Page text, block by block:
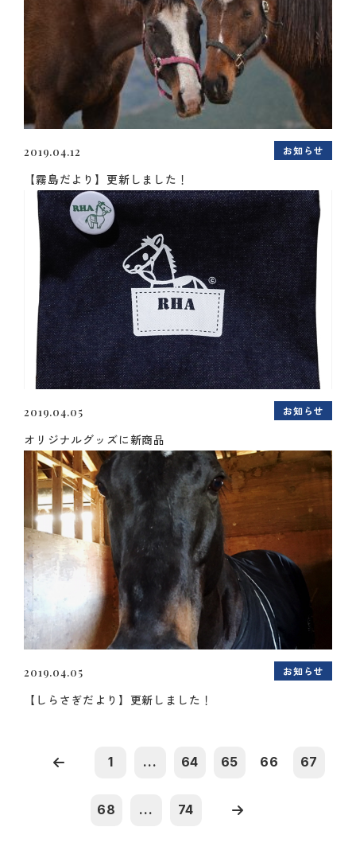
2019.04.12 お知らせ
【霧島だより】更新しました！
2019.04.05 お知らせ
オリジナルグッズに新商品
2019.04.05 お知らせ
【しらさぎだより】更新しました！
1 ... 64 65 66 67
68 ... 74